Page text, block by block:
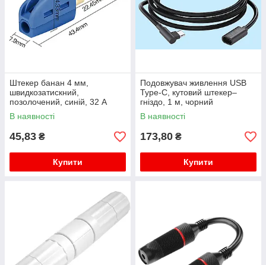
Штекер банан 4 мм,
швидкозатискний,
позолочений, синій, 32 А
В наявності
45,83 ₴
Купити
Подовжувач живлення USB
Type-C, кутовий штекер–
гніздо, 1 м, чорний
В наявності
173,80 ₴
Купити